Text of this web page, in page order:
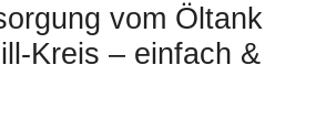
vom Öltank
Kreis – einfach &